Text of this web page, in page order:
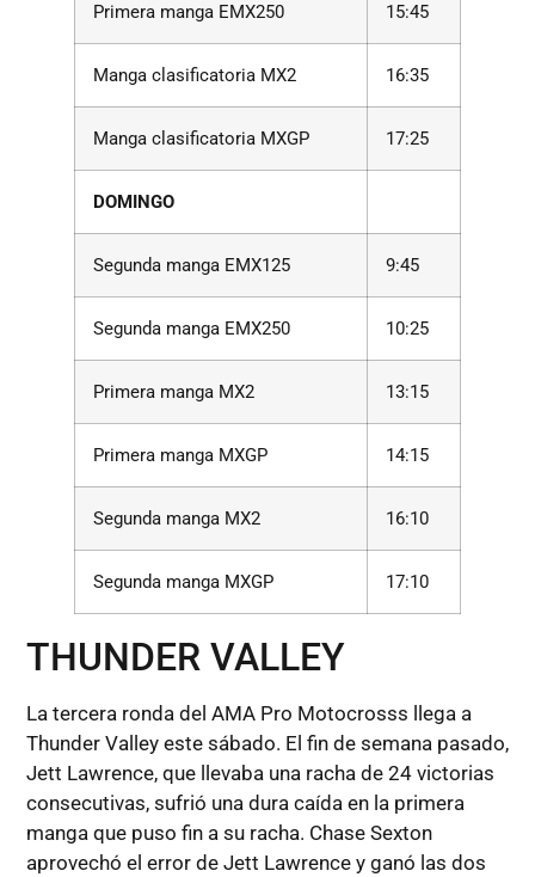
Primera manga EMX250 15:45
Manga clasificatoria MX2 16:35
Manga clasificatoria MXGP 17:25
DOMINGO
Segunda manga EMX125 9:45
Segunda manga EMX250 10:25
Primera manga MX2 13:15
Primera manga MXGP 14:15
Segunda manga MX2 16:10
Segunda manga MXGP 17:10
THUNDER VALLEY
La tercera ronda del AMA Pro Motocrosss llega a
Thunder Valley este sábado. El fin de semana pasado,
Jett Lawrence, que llevaba una racha de 24 victorias
consecutivas, sufrió una dura caída en la primera
manga que puso fin a su racha. Chase Sexton
aprovechó el error de Jett Lawrence y ganó las dos